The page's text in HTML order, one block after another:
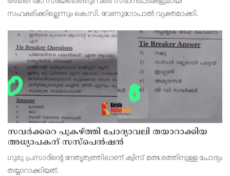
സഹകരിക്കില്ലെന്നും കെ.സി. വേണുഗോപാല്‍ വ്യക്തമാക്കി.
സവര്‍ക്കറെ പുകഴ്ത്തി ചോദ്യാവലി തയാറാക്കിയ
അധ്യാപകന് സസ്‌പെന്‍ഷന്‍
ഗുരു പ്രസാദിന്റെ നേതൃത്വത്തിലാണ് ക്വിസ് മത്സരത്തിനുള്ള ചോദ്യം
തയ്യാറാക്കിയത്.